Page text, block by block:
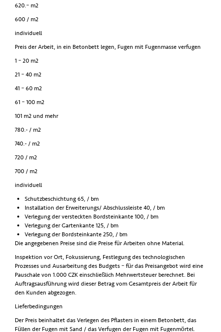
620.– m2
600 / m2
individuell
Preis der Arbeit, in ein Betonbett legen, Fugen mit Fugenmasse verfugen
1 – 20 m2
21 – 40 m2
41 – 60 m2
61 – 100 m2
101 m2 und mehr
780.- / m2
740.- / m2
720 / m2
700 / m2
individuell
Schutzbeschichtung 65, / bm
Installation der Erweiterungs/ Abschlussleiste 40, / bm
Verlegung der versteckten Bordsteinkante 100, / bm
Verlegung der Gartenkante 125, / bm
Verlegung der Bordsteinkante 250, / bm
Die angegebenen Preise sind die Preise für Arbeiten ohne Material.
Inspektion vor Ort, Fokussierung, Festlegung des technologischen
Prozesses und Ausarbeitung des Budgets – für das Preisangebot wird eine
Pauschale von 1.000 CZK einschließlich Mehrwertsteuer berechnet. Bei
Auftragsausführung wird dieser Betrag vom Gesamtpreis der Arbeit für
den Kunden abgezogen.
Lieferbedingungen
Der Preis beinhaltet das Verlegen des Pflasters in einem Betonbett, das
Füllen der Fugen mit Sand / das Verfugen der Fugen mit Fugenmörtel.